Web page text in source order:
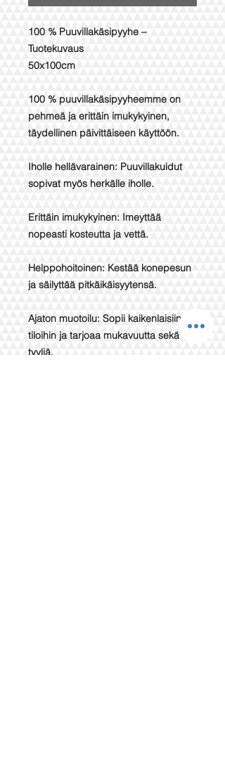
100 % Puuvillakäsipyyhe –
Tuotekuvaus
50x100cm
100 % puuvillakäsipyyheemme on
pehmeä ja erittäin imukykyinen,
täydellinen päivittäiseen käyttöön.
Iholle hellävarainen: Puuvillakuidut
sopivat myös herkälle iholle.
Erittäin imukykyinen: Imeyttää
nopeasti kosteutta ja vettä.
Helppohoitoinen: Kestää konepesun
ja säilyttää pitkäikäisyytensä.
Ajaton muotoilu: Sopii kaikenlaisiin
tiloihin ja tarjoaa mukavuutta sekä
tyyliä.